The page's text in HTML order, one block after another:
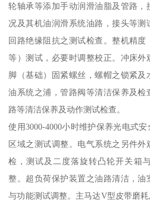
轮轴承等添加手动润滑油脂及管路
况及其机油润滑系统油路，接头等
回路绝缘阻抗之测试检查。整机精
等）测试，必要时调整校正。冲床
脚（基础）固紧螺丝，螺帽之锁紧
油系统之浦，管路阀等清洁保养及
路等清洁保养及动作测试检查。
使用3000-4000小时维护保养光电式
区域之测试调整。电气系统之另件
检，测试及二度落旋转凸轮开关箱
整。超负荷保护装置之油路清洁，
与功能测试调整。主马达V型皮带磨